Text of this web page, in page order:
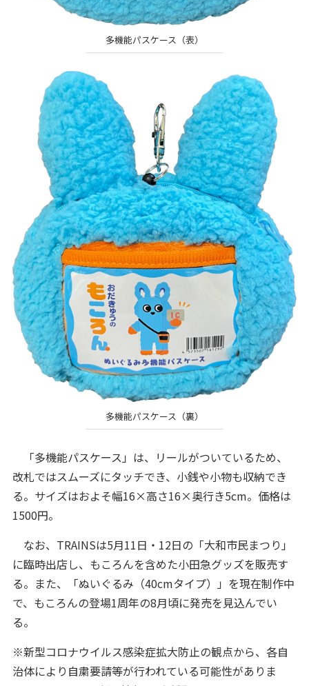
多機能パスケース（表）
多機能パスケース（裏）
「多機能パスケース」は、リールがついているため、
改札ではスムーズにタッチでき、小銭や小物も収納でき
る。サイズはおよそ幅16×高さ16×奥行き5cm。価格は
1500円。
なお、TRAINSは5月11日・12日の「大和市民まつり」
に臨時出店し、もころんを含めた小田急グッズを販売す
る。また、「ぬいぐるみ（40cmタイプ）」を現在制作中
で、もころんの登場1周年の8月頃に発売を見込んでい
る。
※新型コロナウイルス感染症拡大防止の観点から、各自
治体により自粛要請等が行われている可能性がありま